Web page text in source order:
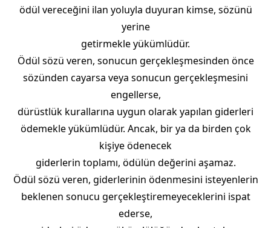
ödül vereceğini ilan yoluyla duyuran kimse, sözünü
yerine
getirmekle yükümlüdür.
Ödül sözü veren, sonucun gerçekleşmesinden önce
sözünden cayarsa veya sonucun gerçekleşmesini
engellerse,
dürüstlük kurallarına uygun olarak yapılan giderleri
ödemekle yükümlüdür. Ancak, bir ya da birden çok
kişiye ödenecek
giderlerin toplamı, ödülün değerini aşamaz.
Ödül sözü veren, giderlerinin ödenmesini isteyenlerin
beklenen sonucu gerçekleştiremeyeceklerini ispat
ederse,